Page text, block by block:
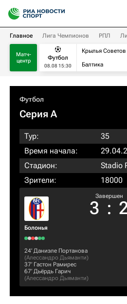
Главное Лига Чемпионов РПЛ
Матч-
центр
Футбол
08.08 15:30
Крылья Советов
Балтика
Футбол
Серия А
Тур:
35
Время начала:
Стадион:
Stadio
Зрители:
18000
Болонья
Завершен
3 :
24‎’‎ Даниэле Портанова
(Алессандро Дьяманти)
37‎’‎ Гастон Рамирес
67‎’‎ Дьёрдь Гарич
(Алессандро Дьяманти)